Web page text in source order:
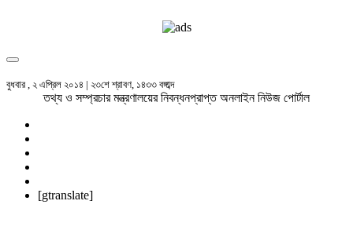
বুধবার , ২ এপ্রিল ২০১৪ | ২৩শে শ্রাবণ, ১৪৩৩ বঙ্গাব্দ
তথ্য ও সম্প্রচার মন্ত্রণালয়ের নিবন্ধনপ্রাপ্ত অনলাইন নিউজ পোর্টাল
[gtranslate]